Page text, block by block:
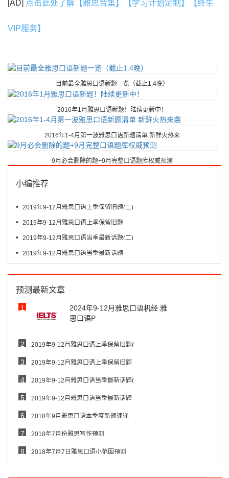
[AD] 点击此处了解【雅思合集】【学习计划定制】【终生
VIP服务】
目前最全雅思口语新题一览（截止1.4晚）
2016年1月雅思口语新题！陆续更新中！
2016年1-4月第一波雅思口语新题清单 新鲜火热来
9月必会删除的题+9月完整口语题库权威预测
小编推荐
• 2019年9-12月雅思口语上季保留旧题(二)
• 2019年9-12月雅思口语上季保留旧题
• 2019年9-12月雅思口语当季最新话题(二)
• 2019年9-12月雅思口语当季最新话题
预测最新文章
1
2024年9-12月雅思口语机经 雅
思口语P
2 2019年9-12月雅思口语上季保留旧题(
3 2019年9-12月雅思口语上季保留旧题
4 2019年9-12月雅思口语当季最新话题(
5 2019年9-12月雅思口语当季最新话题
6 2018年9月雅思口语本季度新题速递
7 2018年7月份雅思写作预测
8 2018年7月7日雅思口语小范围预测